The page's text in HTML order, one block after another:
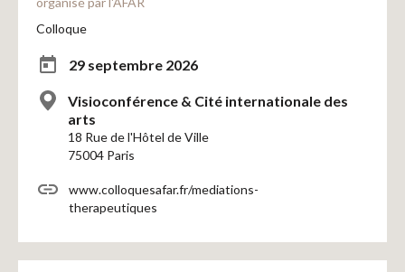
Colloque
29 septembre 2026
Visioconférence & Cité internationale des
arts
18 Rue de l'Hôtel de Ville
75004 Paris
www.colloquesafar.fr/mediations-
therapeutiques